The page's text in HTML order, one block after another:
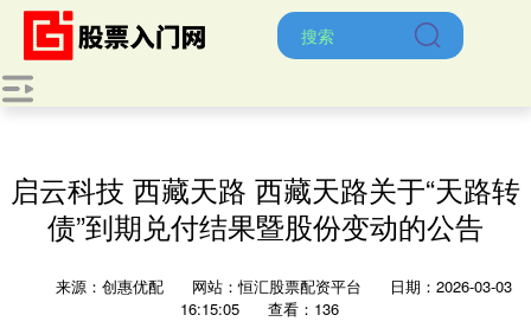
启云科技 西藏天路 西藏天路关于“天路转
债”到期兑付结果暨股份变动的公告
来源：创惠优配 网站：恒汇股票配资平台
日期：2026-03-03
16:15:05
查看：136